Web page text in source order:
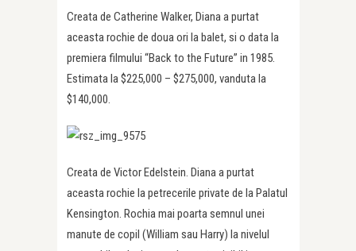
Creata de Catherine Walker, Diana a purtat
aceasta rochie de doua ori la balet, si o data la
premiera filmului “Back to the Future” in 1985.
Estimata la $225,000 – $275,000, vanduta la
$140,000.
Creata de Victor Edelstein. Diana a purtat
aceasta rochie la petrecerile private de la Palatul
Kensington. Rochia mai poarta semnul unei
manute de copil (William sau Harry) la nivelul